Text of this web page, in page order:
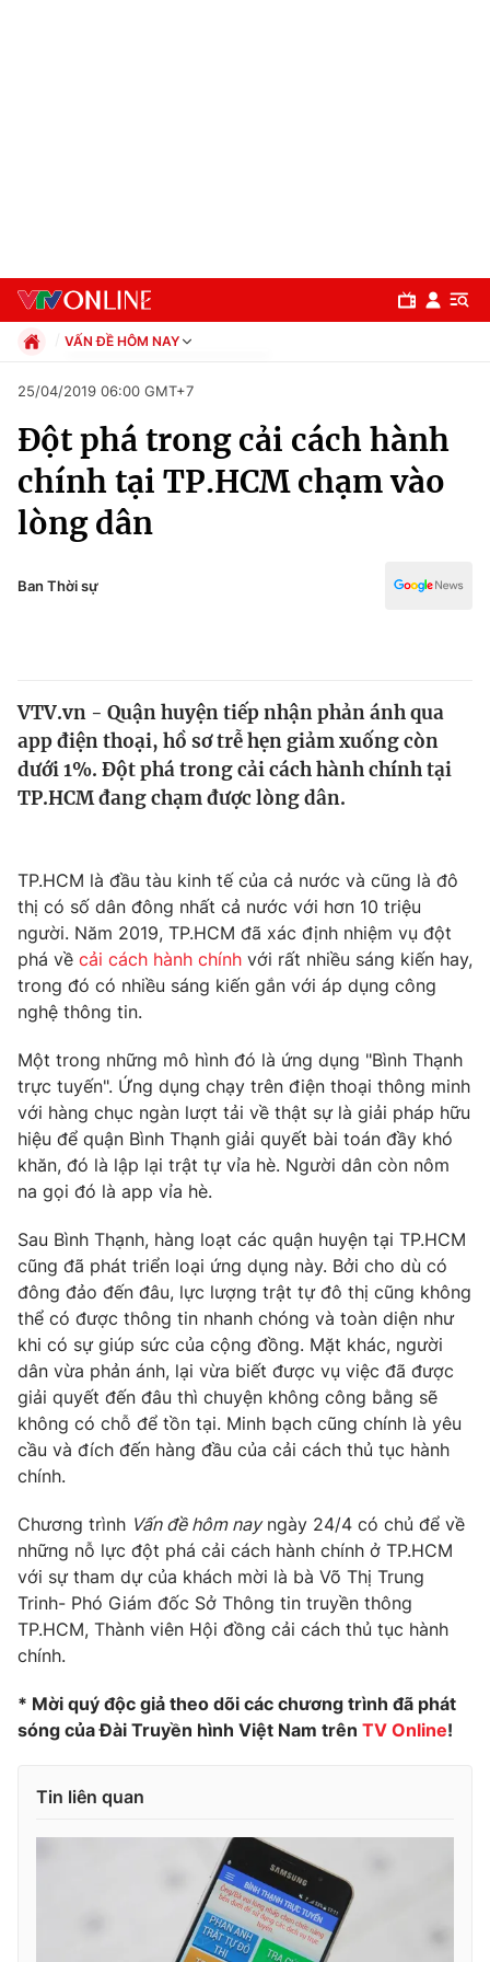
Chuyên mục
Chính trị
Thế giới
Tin tức
Câu chuyện quốc tế
Thị trường
Góc doanh nghiệp
Dữ liệu và đời sống
Truyền hình
Phim VTV
Nhân vật
Khán giả
Giải sao mai
Giải trí
Điện ảnh
Âm nhạc
Sao
Đời sống
Du lịch
Làm đẹp
Chất lượng cuộc sống
Giáo dục
Tuyển sinh
Công nghệ
Hitech Công nghệ tương lai
Sản phẩm
Thị trường
Tư vấn
Giao lưu trực tuyến
Lịch phát sóng
Chuyên mục khác
Emagazine Podcast
Video Shorts video
VTV Money VTV Thể thao
VTV Sức khoẻ Bất động sản
VTV8
English
VẤN ĐỀ HÔM NAY
Xã hội
Pháp luật
Kinh tế
Thể thao
Truyền hình
Văn hóa - Giải trí
Đời sống
25/04/2019 06:00 GMT+7
Đột phá trong cải cách hành
chính tại TP.HCM chạm vào
lòng dân
Ban Thời sự
VTV.vn - Quận huyện tiếp nhận phản ánh qua
app điện thoại, hồ sơ trễ hẹn giảm xuống còn
dưới 1%. Đột phá trong cải cách hành chính tại
TP.HCM đang chạm được lòng dân.
TP.HCM là đầu tàu kinh tế của cả nước và cũng là đô
thị có số dân đông nhất cả nước với hơn 10 triệu
người. Năm 2019, TP.HCM đã xác định nhiệm vụ đột
phá về cải cách hành chính với rất nhiều sáng kiến hay,
trong đó có nhiều sáng kiến gắn với áp dụng công
nghệ thông tin.
Một trong những mô hình đó là ứng dụng "Bình Thạnh
trực tuyến". Ứng dụng chạy trên điện thoại thông minh
với hàng chục ngàn lượt tải về thật sự là giải pháp hữu
hiệu để quận Bình Thạnh giải quyết bài toán đầy khó
khăn, đó là lập lại trật tự vỉa hè. Người dân còn nôm
na gọi đó là app vỉa hè.
Sau Bình Thạnh, hàng loạt các quận huyện tại TP.HCM
cũng đã phát triển loại ứng dụng này. Bởi cho dù có
đông đảo đến đâu, lực lượng trật tự đô thị cũng không
thể có được thông tin nhanh chóng và toàn diện như
khi có sự giúp sức của cộng đồng. Mặt khác, người
dân vừa phản ánh, lại vừa biết được vụ việc đã được
giải quyết đến đâu thì chuyện không công bằng sẽ
không có chỗ để tồn tại. Minh bạch cũng chính là yêu
cầu và đích đến hàng đầu của cải cách thủ tục hành
chính.
Chương trình Vấn đề hôm nayngày 24/4 có chủ để về
những nỗ lực đột phá cải cách hành chính ở TP.HCM
với sự tham dự của khách mời là bà Võ Thị Trung
Trinh- Phó Giám đốc Sở Thông tin truyền thông
TP.HCM, Thành viên Hội đồng cải cách thủ tục hành
chính.
* Mời quý độc giả theo dõi các chương trình đã phát
sóng của Đài Truyền hình Việt Nam trên TV Online!
Tin liên quan